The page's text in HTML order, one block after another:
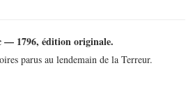
— 1796, édition originale.
parus au lendemain de la Terreur.